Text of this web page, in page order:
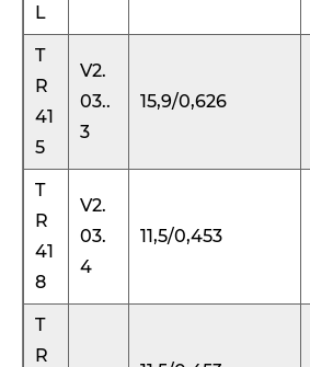
L
T
R
41
5
V2.
03..
3
15,9/0,626
T
R
41
8
V2.
03.
4
11,5/0,453
T
R